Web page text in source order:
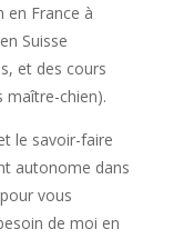
en France à
Suisse
et des cours
maître-chien).
le savoir-faire
autonome dans
vous
de moi en